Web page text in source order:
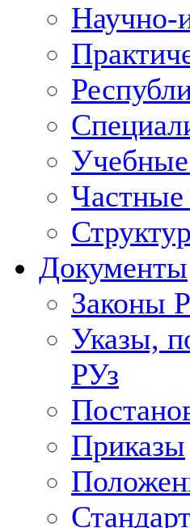
Научно-
Учебные
Документы
Законы
Указы,
РУз
Приказы